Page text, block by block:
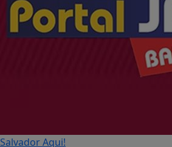
Salvador Aqui!